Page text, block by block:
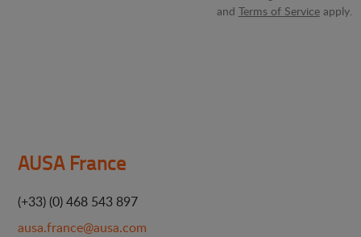
and Terms of Serviceapply.
AUSA France
(+33) (0) 468 543 897
ausa.france@ausa.com